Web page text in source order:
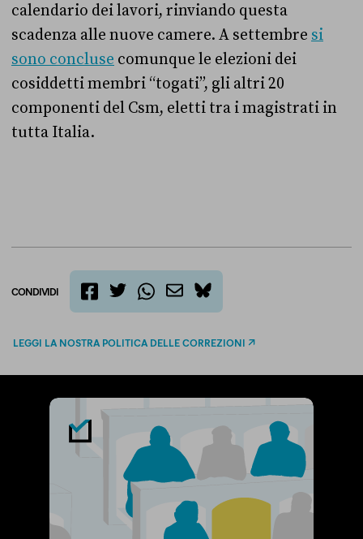
calendario dei lavori, rinviando questa
scadenza alle nuove camere. A settembre si
sono concluse comunque le elezioni dei
cosiddetti membri “togati”, gli altri 20
componenti del Csm, eletti tra i magistrati in
tutta Italia.
CONDIVIDI
bluesky
LEGGI LA NOSTRA POLITICA DELLE CORREZIONI